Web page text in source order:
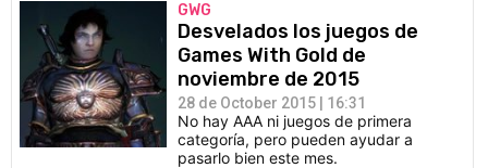
GWG
Desvelados los juegos de
Games With Gold de
noviembre de 2015
28 de October 2015 | 16:31
No hay AAA ni juegos de primera
categoría, pero pueden ayudar a
pasarlo bien este mes.